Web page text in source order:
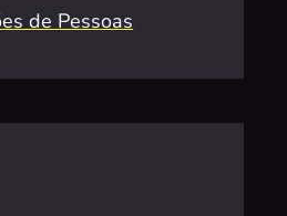
de Pessoas